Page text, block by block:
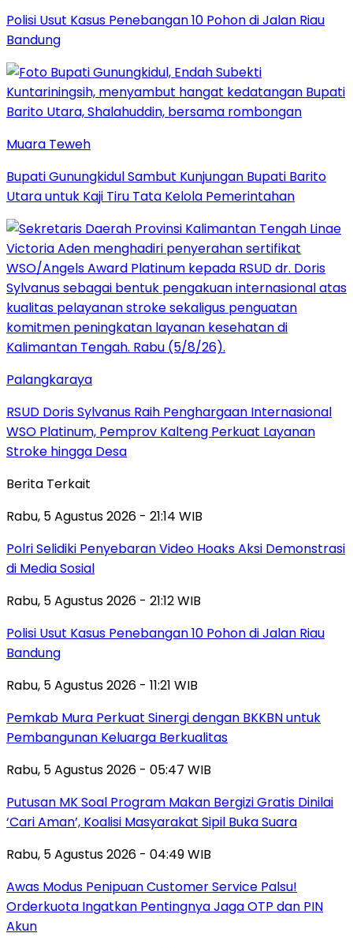
Polisi Usut Kasus Penebangan 10 Pohon di Jalan Riau
Bandung
Muara Teweh
Bupati Gunungkidul Sambut Kunjungan Bupati Barito
Utara untuk Kaji Tiru Tata Kelola Pemerintahan
Palangkaraya
RSUD Doris Sylvanus Raih Penghargaan Internasional
WSO Platinum, Pemprov Kalteng Perkuat Layanan
Stroke hingga Desa
Berita Terkait
Rabu, 5 Agustus 2026 - 21:14 WIB
Polri Selidiki Penyebaran Video Hoaks Aksi Demonstrasi
di Media Sosial
Rabu, 5 Agustus 2026 - 21:12 WIB
Polisi Usut Kasus Penebangan 10 Pohon di Jalan Riau
Bandung
Rabu, 5 Agustus 2026 - 11:21 WIB
Pemkab Mura Perkuat Sinergi dengan BKKBN untuk
Pembangunan Keluarga Berkualitas
Rabu, 5 Agustus 2026 - 05:47 WIB
Putusan MK Soal Program Makan Bergizi Gratis Dinilai
‘Cari Aman’, Koalisi Masyarakat Sipil Buka Suara
Rabu, 5 Agustus 2026 - 04:49 WIB
Awas Modus Penipuan Customer Service Palsu!
Orderkuota Ingatkan Pentingnya Jaga OTP dan PIN
Akun